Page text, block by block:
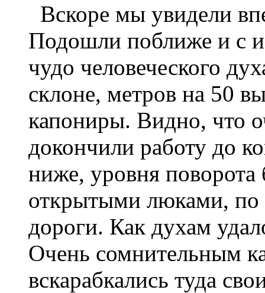
Вскоре мы увидели
Подошли поближе и с
чудо человеческого
склоне, метров на 50
капониры. Видно, что
докончили работу до
ниже, уровня
открытыми люками, по
дороги. Как духам
Очень сомнительным
вскарабкались туда